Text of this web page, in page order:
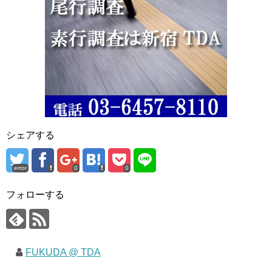
シェアする
error 0 0
フォローする
FUKUDA @ TDA